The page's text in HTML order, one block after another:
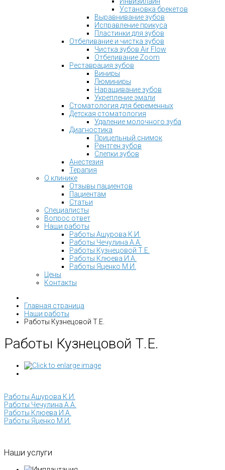
Установка брекетов
Выравнивание зубов
Исправление прикуса
Пластинки для зубов
Отбеливание и чистка зубов
Чистка зубов Air Flow
Отбеливание Zoom
Реставрация зубов
Виниры
Люминиры
Наращивание зубов
Укрепление эмали
Стоматология для беременных
Детская стоматология
Удаление молочного зуба
Диагностика
Прицельный снимок
Рентген зубов
Слепки зубов
Анестезия
Терапия
О клинике
Отзывы пациентов
Пациентам
Статьи
Специалисты
Вопрос ответ
Наши работы
Работы Ашурова К.И.
Работы Чечулина А.А.
Работы Кузнецовой Т.Е.
Работы Клюева И.А.
Работы Яценко М.И.
Цены
Контакты
Главная страница
Наши работы
Работы Кузнецовой Т.Е.
Работы Кузнецовой Т.Е.
Работы Ашурова К.И.
Работы Чечулина А.А.
Работы Клюева И.А.
Работы Яценко М.И.
Наши услуги